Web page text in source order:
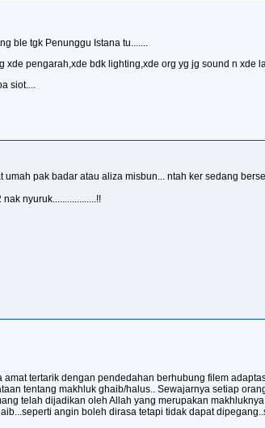
ble tgk Penunggu Istana tu.......
xde pengarah,xde bdk lighting,xde org yg jg sound n
siot....
umah pak badar atau aliza misbun... ntah ker sedang
nyuruk..................!!
amat tertarik dengan pendedahan berhubung filem
tentang makhluk ghaib/halus.. Sewajarnya setiap
telah dijadikan oleh Allah yang merupakan
angin boleh dirasa tetapi tidak dapat